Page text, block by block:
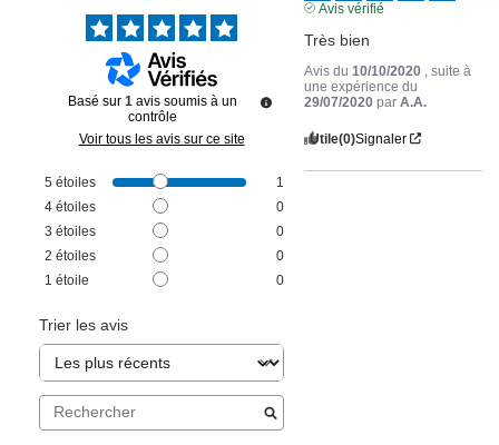
Basé sur 1 avis soumis à un
contrôle
Voir tous les avis sur ce site
5 étoiles
1
4 étoiles
0
3 étoiles
0
2 étoiles
0
1 étoile 0
Trier les avis
Avis vérifié
Très bien
Avis du 10/10/2020
, suite à
une expérience du
29/07/2020 parA.A.
Utile(0)Signaler